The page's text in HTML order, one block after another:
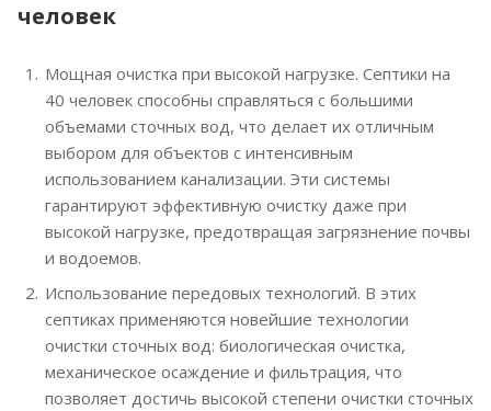
человек
Мощная очистка при высокой нагрузке. Септики на
40 человек способны справляться с большими
объемами сточных вод, что делает их отличным
выбором для объектов с интенсивным
использованием канализации. Эти системы
гарантируют эффективную очистку даже при
высокой нагрузке, предотвращая загрязнение почвы
и водоемов.
Использование передовых технологий. В этих
септиках применяются новейшие технологии
очистки сточных вод: биологическая очистка,
механическое осаждение и фильтрация, что
позволяет достичь высокой степени очистки сточных